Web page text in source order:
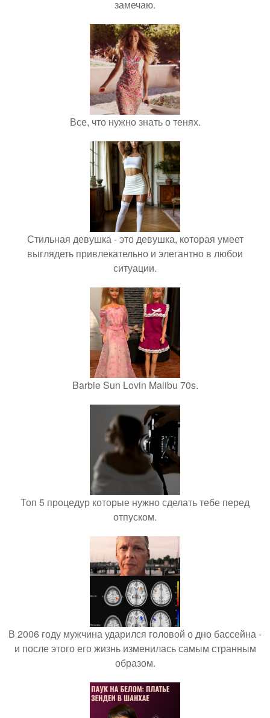
замечаю.
Все, что нужно знать о тенях.
Стильная девушка - это девушка, которая умеет
выглядеть привлекательно и элегантно в любои
ситуации.
Barbie Sun Lovin Malibu 70s.
Топ 5 процедур которые нужно сделать тебе перед
отпуском.
В 2006 году мужчина ударился головой о дно бассейна -
и после этого его жизнь изменилась самым странным
образом.